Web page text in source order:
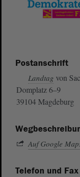
Postanschrift
Landtag von
Domplatz 6–9
39104 Magdeburg
Auf Google
Telefon und Fax